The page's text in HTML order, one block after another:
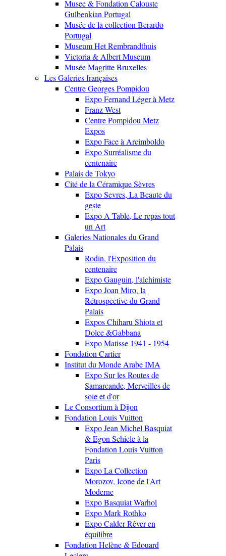
Musee & Fondation Calouste
Gulbenkian Portugal
Musée de la collection Berardo
Portugal
Museum Het Rembrandthuis
Victoria & Albert Museum
Musée Magritte Bruxelles
Les Galeries françaises
Centre Georges Pompidou
Expo Fernand Léger à Metz
Franz West
Centre Pompidou Metz
Expos
Expo Face à Arcimboldo
Expo Surréalisme du
centenaire
Palais de Tokyo
Cité de la Céramique Sèvres
Expo Sevres, La Beaute du
geste
Expo A Table, Le repas tout
un Art
Galeries Nationales du Grand
Palais
Rodin, l'Exposition du
centenaire
Expo Gauguin, l'alchimiste
Expo Joan Miro, la
Rétrospective du Grand
Palais
Expos Chiharu Shiota et
Dolce &Gabbana
Expo Matisse 1941 - 1954
Fondation Cartier
Institut du Monde Arabe IMA
Expo Sur les Routes de
Samarcande, Merveilles de
soie et d'or
Le Consortium à Dijon
Fondation Louis Vuitton
Expo Jean Michel Basquiat
& Egon Schiele à la
Fondation Louis Vuitton
Paris
Expo La Collection
Morozov, Icone de l'Art
Moderne
Expo Basquiat Warhol
Expo Mark Rothko
Expo Calder Rêver en
équilibre
Fondation Helène & Edouard